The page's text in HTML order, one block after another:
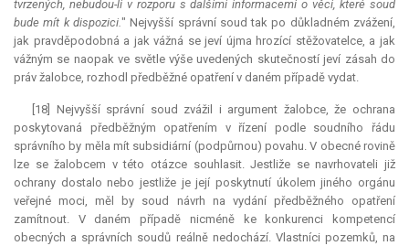
tvrzených, nebudou-li v rozporu s dalšími informacemi o věci, které soud
bude mít k dispozici." Nejvyšší správní soud tak po důkladném zvážení,
jak pravděpodobná a jak vážná se jeví újma hrozící stěžovatelce, a jak
vážným se naopak ve světle výše uvedených skutečností jeví zásah do
práv žalobce, rozhodl předběžné opatření v daném případě vydat.
[18] Nejvyšší správní soud zvážil i argument žalobce, že ochrana
poskytovaná předběžným opatřením v řízení podle soudního řádu
správního by měla mít subsidiární (podpůrnou) povahu. V obecné rovině
lze se žalobcem v této otázce souhlasit. Jestliže se navrhovateli již
ochrany dostalo nebo jestliže je její poskytnutí úkolem jiného orgánu
veřejné moci, měl by soud návrh na vydání předběžného opatření
zamítnout. V daném případě nicméně ke konkurenci kompetencí
obecných a správních soudů reálně nedochází. Vlastníci pozemků, na